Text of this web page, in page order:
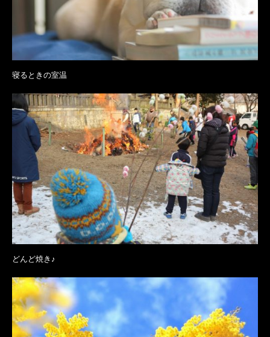
寝るときの室温
どんど焼き♪